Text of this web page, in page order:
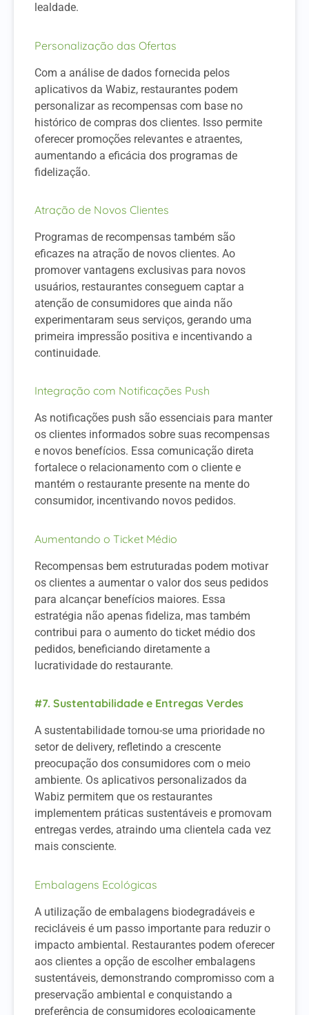
lealdade.
Personalização das Ofertas
Com a análise de dados fornecida pelos
aplicativos da Wabiz, restaurantes podem
personalizar as recompensas com base no
histórico de compras dos clientes. Isso permite
oferecer promoções relevantes e atraentes,
aumentando a eficácia dos programas de
fidelização.
Atração de Novos Clientes
Programas de recompensas também são
eficazes na atração de novos clientes. Ao
promover vantagens exclusivas para novos
usuários, restaurantes conseguem captar a
atenção de consumidores que ainda não
experimentaram seus serviços, gerando uma
primeira impressão positiva e incentivando a
continuidade.
Integração com Notificações Push
As notificações push são essenciais para manter
os clientes informados sobre suas recompensas
e novos benefícios. Essa comunicação direta
fortalece o relacionamento com o cliente e
mantém o restaurante presente na mente do
consumidor, incentivando novos pedidos.
Aumentando o Ticket Médio
Recompensas bem estruturadas podem motivar
os clientes a aumentar o valor dos seus pedidos
para alcançar benefícios maiores. Essa
estratégia não apenas fideliza, mas também
contribui para o aumento do ticket médio dos
pedidos, beneficiando diretamente a
lucratividade do restaurante.
#7. Sustentabilidade e Entregas Verdes
A sustentabilidade tornou-se uma prioridade no
setor de delivery, refletindo a crescente
preocupação dos consumidores com o meio
ambiente. Os aplicativos personalizados da
Wabiz permitem que os restaurantes
implementem práticas sustentáveis e promovam
entregas verdes, atraindo uma clientela cada vez
mais consciente.
Embalagens Ecológicas
A utilização de embalagens biodegradáveis e
recicláveis é um passo importante para reduzir o
impacto ambiental. Restaurantes podem oferecer
aos clientes a opção de escolher embalagens
sustentáveis, demonstrando compromisso com a
preservação ambiental e conquistando a
preferência de consumidores ecologicamente